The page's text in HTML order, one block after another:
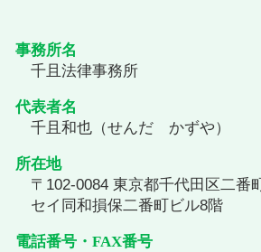
事務所名
千且法律事務所
代表者名
千且和也（せんだ かずや）
所在地
〒102-0084 東京都千代田区二番
セイ同和損保二番町ビル8階
電話番号・FAX番号